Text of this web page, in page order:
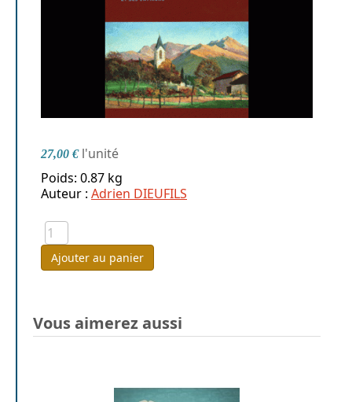
27,00 € l'unité
Poids: 0.87 kg
Auteur : Adrien DIEUFILS
Ajouter au panier
Vous aimerez aussi